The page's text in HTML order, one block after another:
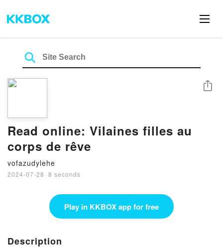
Read online: Vilaines filles au
corps de rêve
vofazudylehe
2024-07-28 · 8 seconds
Share
Play in KKBOX app for free
Description